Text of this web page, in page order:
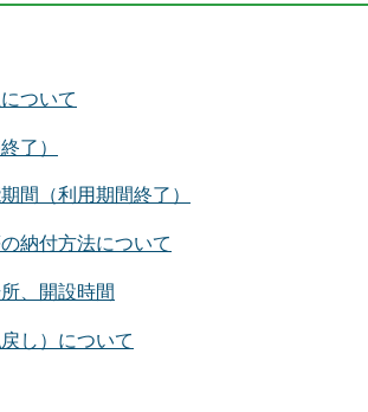
ついて
了）
間（利用期間終了）
納付方法について
、開設時間
し）について